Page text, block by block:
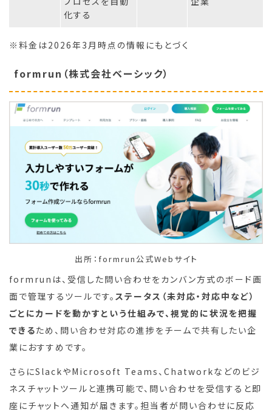
化する
※料金は2026年3月時点の情報にもとづく
formrun（株式会社ベーシック）
出所：formrun公式Webサイト
formrunは、受信した問い合わせをカンバン方式のボード画
面で管理するツールです。 ステータス（未対応・対応中など）
ごとにカードを動かすという仕組みで、視覚的に状況を把握
できるため、問い合わせ対応の進捗をチームで共有したい企
業におすすめです。
さらにSlackやMicrosoft Teams、Chatworkなどのビジ
ネスチャットツールと連携可能で、問い合わせを受信すると即
座にチャットへ通知が届きます。担当者が問い合わせに反応